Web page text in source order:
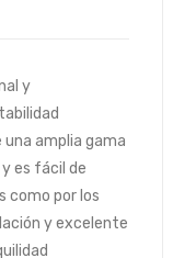
y
amplia gama
es fácil de
como por los
y excelente